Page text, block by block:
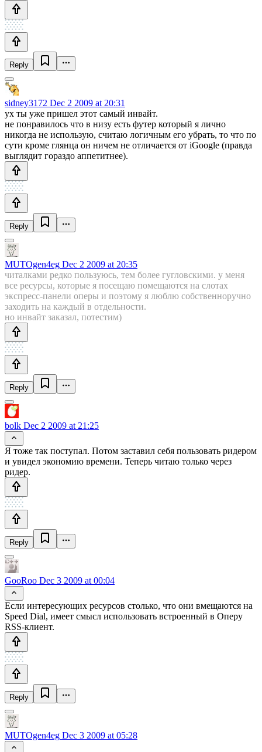
Reply
sidney3172 Dec 2 2009 at 20:31
ух ты уже пришел этот самый инвайт.
не понравилось что в низу есть футер который я лично
никогда не использую, считаю логичным его убрать, то что по
сути кроме глянца он ничем не отличается от iGoogle (правда
выглядит гораздо аппетитнее).
Reply
MUTOgen4eg Dec 2 2009 at 20:35
читалками редко пользуюсь, тем более гугловскими. у меня
все ресурсы, которые я посещаю помещаются на слотах
экспресс-панели оперы и поэтому я люблю собственноручно
заходить на каждый в отдельности.
но инвайт заказал, потестим)
Reply
bolk Dec 2 2009 at 21:25
Я тоже так поступал. Потом заставил себя пользовать ридером
и увидел экономию времени. Теперь читаю только через
ридер.
Reply
GooRoo Dec 3 2009 at 00:04
Если интересующих ресурсов столько, что они вмещаются на
Speed Dial, имеет смысл использовать встроенный в Оперу
RSS-клиент.
Reply
MUTOgen4eg Dec 3 2009 at 05:28